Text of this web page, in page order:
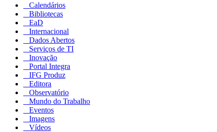
Calendários
Bibliotecas
EaD
Internacional
Dados Abertos
Serviços de TI
Inovação
Portal Integra
IFG Produz
Editora
Observatório
Mundo do Trabalho
Eventos
Imagens
Vídeos